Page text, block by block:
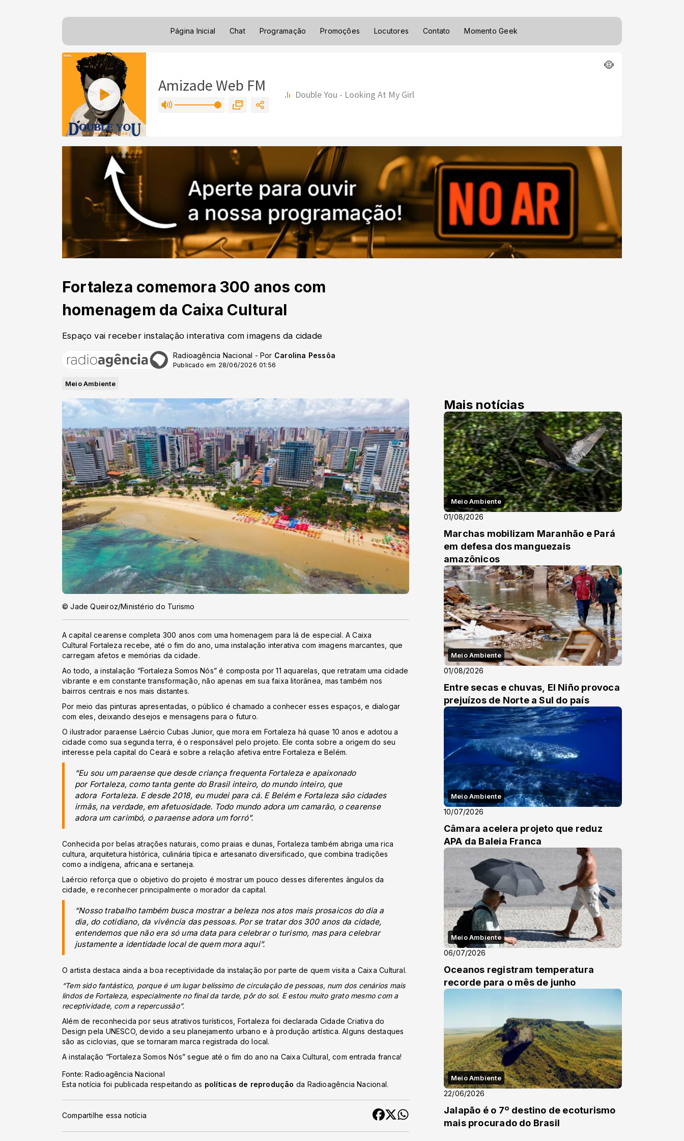
Página Inicial Chat Programação Promoções Locutores Contato Momento Geek
Fortaleza comemora 300 anos com
homenagem da Caixa Cultural
Espaço vai receber instalação interativa com imagens da cidade
Radioagência Nacional - Por Carolina Pessôa
Publicado em 28/06/2026 01:56
Meio Ambiente
© Jade Queiroz/Ministério do Turismo
A capital cearense completa 300 anos com uma homenagem para lá de especial. A Caixa
Cultural Fortaleza recebe, até o fim do ano, uma instalação interativa com imagens marcantes, que
carregam afetos e memórias da cidade.
Ao todo, a instalação “Fortaleza Somos Nós” é composta por 11 aquarelas, que retratam uma cidade
vibrante e em constante transformação, não apenas em sua faixa litorânea, mas também nos
bairros centrais e nos mais distantes.
Por meio das pinturas apresentadas, o público é chamado a conhecer esses espaços, e dialogar
com eles, deixando desejos e mensagens para o futuro.
O ilustrador paraense Laércio Cubas Junior, que mora em Fortaleza há quase 10 anos e adotou a
cidade como sua segunda terra, é o responsável pelo projeto. Ele conta sobre a origem do seu
interesse pela capital do Ceará e sobre a relação afetiva entre Fortaleza e Belém.
“Eu sou um paraense que desde criança frequenta Fortaleza e apaixonado
por Fortaleza, como tanta gente do Brasil inteiro, do mundo inteiro, que
adora Fortaleza. E desde 2018, eu mudei para cá. E Belém e Fortaleza são cidades
irmãs, na verdade, em afetuosidade. Todo mundo adora um camarão, o cearense
adora um carimbó, o paraense adora um forró”.
Conhecida por belas atrações naturais, como praias e dunas, Fortaleza também abriga uma rica
cultura, arquitetura histórica, culinária típica e artesanato diversificado, que combina tradições
como a indígena, africana e sertaneja.
Laércio reforça que o objetivo do projeto é mostrar um pouco desses diferentes ângulos da
cidade, e reconhecer principalmente o morador da capital.
“Nosso trabalho também busca mostrar a beleza nos atos mais prosaicos do dia a
dia, do cotidiano, da vivência das pessoas. Por se tratar dos 300 anos da cidade,
entendemos que não era só uma data para celebrar o turismo, mas para celebrar
justamente a identidade local de quem mora aqui”.
O artista destaca ainda a boa receptividade da instalação por parte de quem visita a Caixa Cultural.
“Tem sido fantástico, porque é um lugar belíssimo de circulação de pessoas, num dos cenários mais
lindos de Fortaleza, especialmente no final da tarde, pôr do sol. E estou muito grato mesmo com a
receptividade, com a repercussão”.
Além de reconhecida por seus atrativos turísticos, Fortaleza foi declarada Cidade Criativa do
Design pela UNESCO, devido a seu planejamento urbano e à produção artística. Alguns destaques
são as ciclovias, que se tornaram marca registrada do local.
A instalação “Fortaleza Somos Nós” segue até o fim do ano na Caixa Cultural, com entrada franca!
Fonte: Radioagência Nacional
Esta notícia foi publicada respeitando as políticas de reprodução da Radioagência Nacional.
Compartilhe essa notícia
Mais notícias
Meio Ambiente
01/08/2026
Marchas mobilizam Maranhão e Pará
em defesa dos manguezais
amazônicos
Meio Ambiente
01/08/2026
Entre secas e chuvas, El Niño provoca
prejuízos de Norte a Sul do país
Meio Ambiente
10/07/2026
Câmara acelera projeto que reduz
APA da Baleia Franca
Meio Ambiente
06/07/2026
Oceanos registram temperatura
recorde para o mês de junho
Meio Ambiente
22/06/2026
Jalapão é o 7º destino de ecoturismo
mais procurado do Brasil